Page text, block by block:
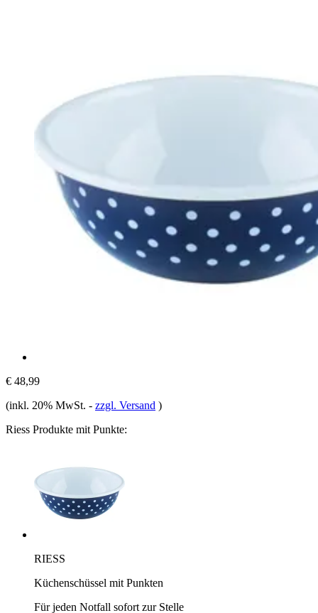
€ 48,99
(inkl. 20% MwSt. - zzgl. Versand )
Riess Produkte mit Punkte:
RIESS
Küchenschüssel mit Punkten
Für jeden Notfall sofort zur Stelle